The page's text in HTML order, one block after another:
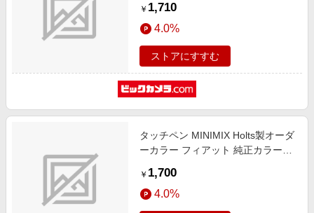
￥ 1,710
4.0%
ストアにすすむ
タッチペン MINIMIX Holts製オーダ
ーカラー フィアット 純正カラーナ
ン AD-MMX57534
￥ 1,700
4.0%